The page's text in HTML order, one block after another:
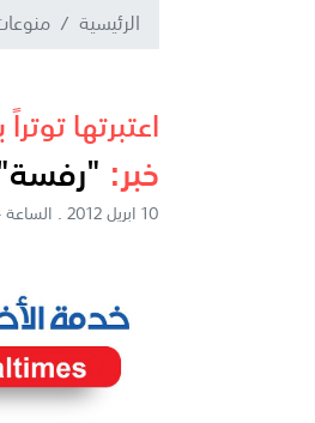
الرئيسية
اعتبرتها
خبر:
10 ابريل 2012 . الساعة 05:54 ص بتوقيت القدس